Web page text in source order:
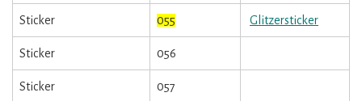
Sticker 055 Glitzersticker
Sticker 056
Sticker 057